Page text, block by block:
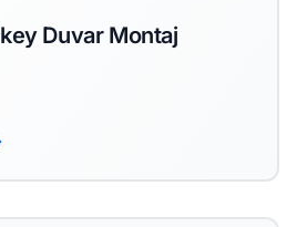
Duvar Montaj